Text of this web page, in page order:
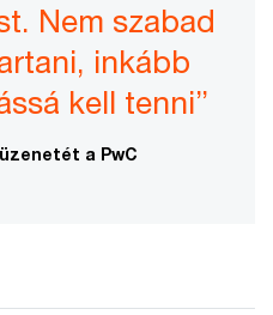
Nem szabad
inkább
kell tenni”
a PwC